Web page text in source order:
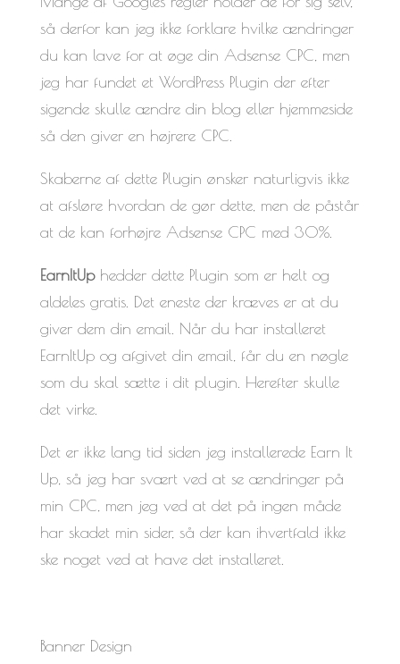
så derfor kan jeg ikke forklare hvilke ændringer
du kan lave for at øge din Adsense CPC, men
jeg har fundet et WordPress Plugin der efter
sigende skulle ændre din blog eller hjemmeside
så den giver en højrere CPC.
Skaberne af dette Plugin ønsker naturligvis ikke
at afsløre hvordan de gør dette, men de påstår
at de kan forhøjre Adsense CPC med 30%.
EarnItUp hedder dette Plugin som er helt og
aldeles gratis. Det eneste der kræves er at du
giver dem din email. Når du har installeret
EarnItUp og afgivet din email, får du en nøgle
som du skal sætte i dit plugin. Herefter skulle
det virke.
Det er ikke lang tid siden jeg installerede Earn It
Up, så jeg har svært ved at se ændringer på
min CPC, men jeg ved at det på ingen måde
har skadet min sider, så der kan ihvertfald ikke
ske noget ved at have det installeret.
Banner Design